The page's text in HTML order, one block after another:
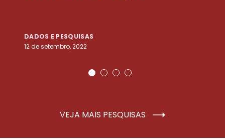
DADOS E PESQUISAS
12 de setembro, 2022
VEJA MAIS PESQUISAS